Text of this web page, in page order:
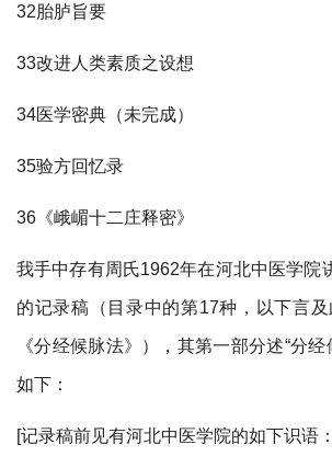
32胎胪旨要
33改进人类素质之设想
34医学密典（未完成）
35验方回忆录
36《峨嵋十二庄释密》
我手中存有周氏1962年在河北中医学院
的记录稿（目录中的第17种，以下言
《分经候脉法》），其第一部分述“分
如下：
[记录稿前见有河北中医学院的如下识语：